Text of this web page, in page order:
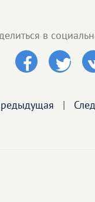
в
|